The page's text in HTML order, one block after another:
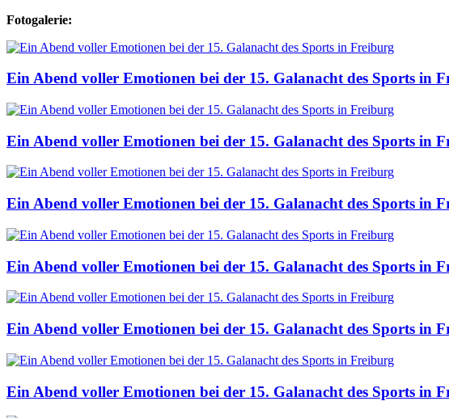
Fotogalerie:
Ein Abend voller Emotionen bei der 15. Galanacht des Sports in
Ein Abend voller Emotionen bei der 15. Galanacht des Sports in
Ein Abend voller Emotionen bei der 15. Galanacht des Sports in
Ein Abend voller Emotionen bei der 15. Galanacht des Sports in
Ein Abend voller Emotionen bei der 15. Galanacht des Sports in
Ein Abend voller Emotionen bei der 15. Galanacht des Sports in